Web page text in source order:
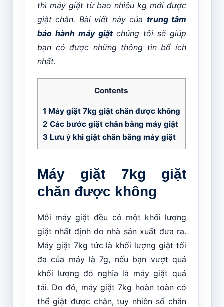
thì máy giặt từ bao nhiêu kg mới được
giặt chăn. Bài viết này của trung tâm
bảo hành máy giặtchúng tôi sẽ giúp
bạn có được những thông tin bổ ích
nhất.
Contents
1 Máy giặt 7kg giặt chăn được không
2 Các bước giặt chăn bằng máy giặt
3Lưu ý khi giặt chăn bằng máy giặt
Máy giặt 7kg giặt
chăn được không
Mỗi máy giặt đều có một khối lượng
giặt nhất định do nhà sản xuất đưa ra.
Máy giặt 7kg tức là khối lượng giặt tối
đa của máy là 7g, nếu bạn vượt quá
khối lượng đó nghĩa là máy giặt quá
tải. Do đó, máy giặt 7kg hoàn toàn có
thể giặt được chăn, tuy nhiên số chăn